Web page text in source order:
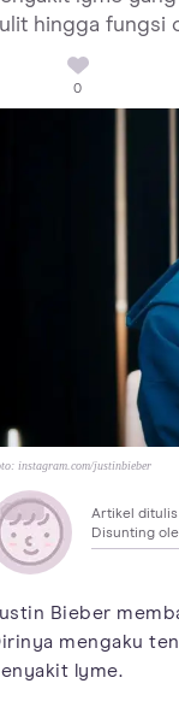
hingga fungsi
0
instagram.com/justinbieber
Artikel ditulis
Disunting
Bieber
mengaku
lyme.